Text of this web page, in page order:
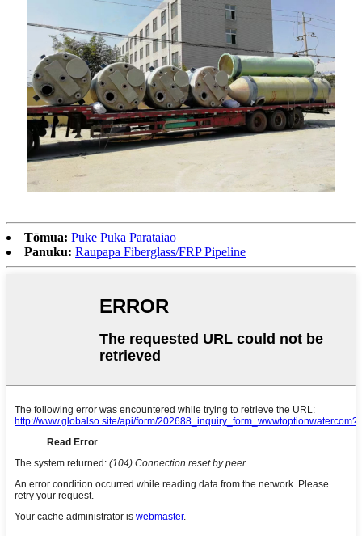
Tōmua: Puke Puka Parataiao
Panuku: Raupapa Fiberglass/FRP Pipeline